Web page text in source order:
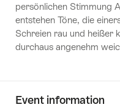
persönlichen Stimmung
entstehen Töne, die
Schreien rau und heißer
durchaus angenehm
Event information